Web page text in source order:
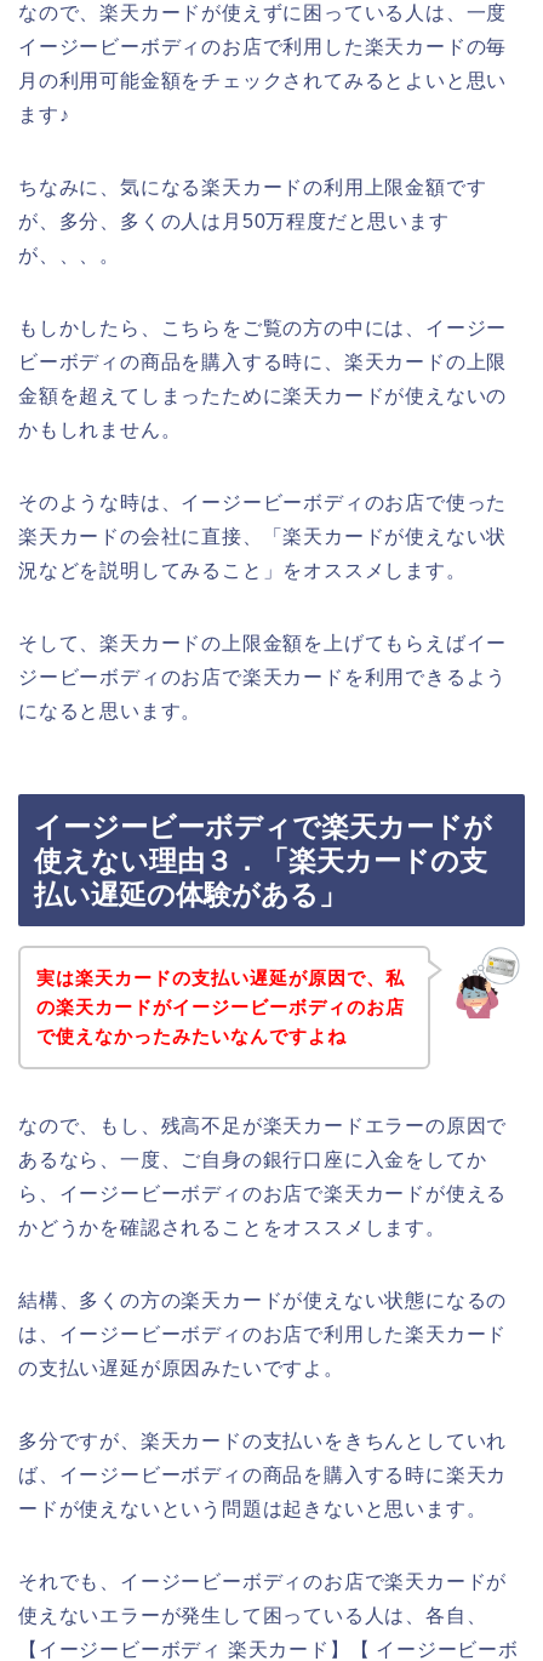
なので、楽天カードが使えずに困っている人は、一度
イージービーボディのお店で利用した楽天カードの毎
月の利用可能金額をチェックされてみるとよいと思い
ます♪
ちなみに、気になる楽天カードの利用上限金額です
が、多分、多くの人は月50万程度だと思います
が、、、。
もしかしたら、こちらをご覧の方の中には、イージー
ビーボディの商品を購入する時に、楽天カードの上限
金額を超えてしまったために楽天カードが使えないの
かもしれません。
そのような時は、イージービーボディのお店で使った
楽天カードの会社に直接、「楽天カードが使えない状
況などを説明してみること」をオススメします。
そして、楽天カードの上限金額を上げてもらえばイー
ジービーボディのお店で楽天カードを利用できるよう
になると思います。
イージービーボディで楽天カードが
使えない理由３．「楽天カードの支
払い遅延の体験がある」
実は楽天カードの支払い遅延が原因で、私
の楽天カードがイージービーボディのお店
で使えなかったみたいなんですよね
なので、もし、残高不足が楽天カードエラーの原因で
あるなら、一度、ご自身の銀行口座に入金をしてか
ら、イージービーボディのお店で楽天カードが使える
かどうかを確認されることをオススメします。
結構、多くの方の楽天カードが使えない状態になるの
は、イージービーボディのお店で利用した楽天カード
の支払い遅延が原因みたいですよ。
多分ですが、楽天カードの支払いをきちんとしていれ
ば、イージービーボディの商品を購入する時に楽天カ
ードが使えないという問題は起きないと思います。
それでも、イージービーボディのお店で楽天カードが
使えないエラーが発生して困っている人は、各自、
【イージービーボディ 楽天カード】【 イージービーボ